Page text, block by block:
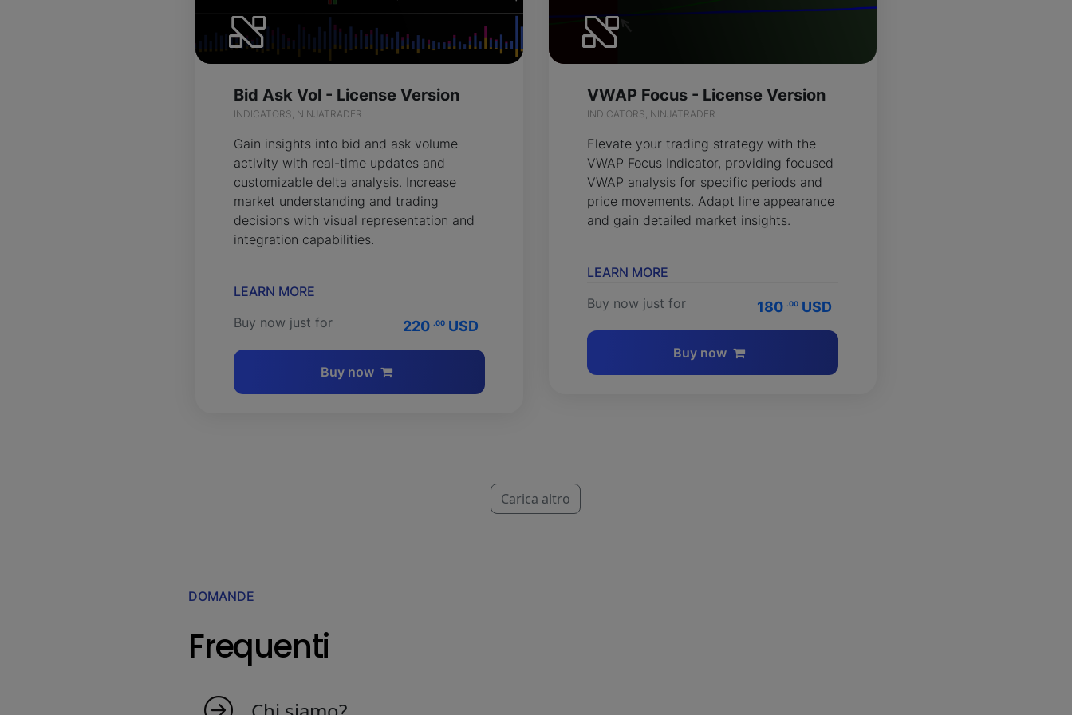
Bid Ask Vol - License Version
INDICATORS, NINJATRADER
Gain insights into bid and ask volume
activity with real-time updates and
customizable delta analysis. Increase
market understanding and trading
decisions with visual representation and
integration capabilities.
LEARN MORE
Buy now just for
220 .00USD
Buy now
VWAP Focus - License Version
INDICATORS, NINJATRADER
Elevate your trading strategy with the
VWAP Focus Indicator, providing focused
VWAP analysis for specific periods and
price movements. Adapt line appearance
and gain detailed market insights.
LEARN MORE
Buy now just for
180 .00USD
Buy now
Carica altro
DOMANDE
Frequenti